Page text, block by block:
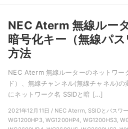
NEC Aterm 無線ルー
暗号化キー（無線パ
方法
NEC Aterm 無線ルーターのネットワー
ド）、無線チャンネル(無線チャネル)
にネットワーク名 SSIDと暗 […]
2021年12月11日 / NEC Aterm, SSIDとパスワ
WG1200HP3, WG1200HP4, WG1200HS3,